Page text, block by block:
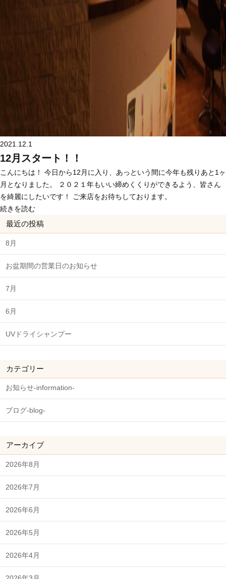
2021.12.1
12月スタート！！
こんにちは！ 今日から12月に入り、あっという間に今年も残りあと1ヶ
月となりました。 ２０２１年もいい締めくくりができるよう、皆さん
を綺麗にしたいです！ ご来店をお待ちしております。
続きを読む
最近の投稿
8月
お盆期間の営業日のお知らせ
7月
6月
UVドライシャンプー
カテゴリー
お知らせ-information-
ブログ-blog-
アーカイブ
2026年8月
2026年7月
2026年6月
2026年5月
2026年4月